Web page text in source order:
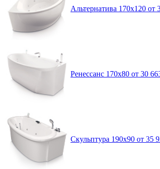
Альтернатива 170x120 от
Ренессанс 170x80 от 30
Скульптура 190x90 от 35